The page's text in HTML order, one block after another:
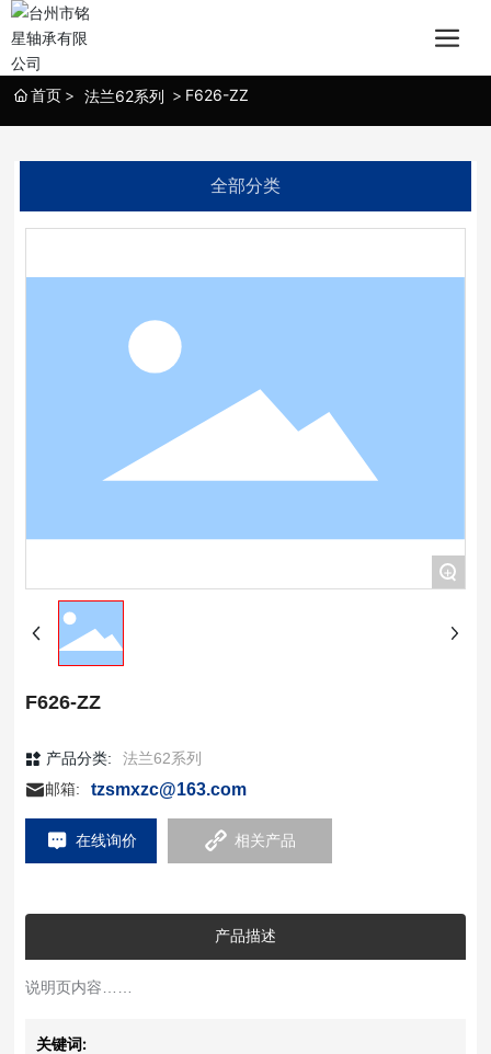
首页 法兰62系列 F626-ZZ
全部分类
+
F626-ZZ
产品分类:
法兰62系列
邮箱:
tzsmxzc@163.com
在线询价 相关产品
产品描述
说明页内容……
关键词: